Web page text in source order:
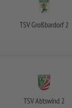
TSV Großbardorf 2
TSV Abtswind 2